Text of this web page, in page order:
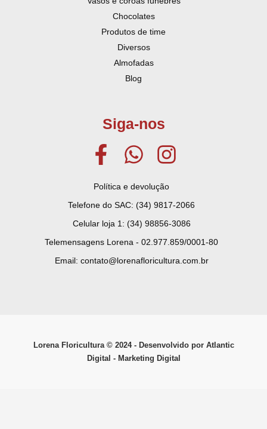
Chocolates
Produtos de time
Diversos
Almofadas
Blog
Siga-nos
Política e devolução
Telefone do SAC: (34) 9817-2066
Celular loja 1: (34) 98856-3086
Telemensagens Lorena - 02.977.859/0001-80
Email: contato@lorenafloricultura.com.br
Lorena Floricultura © ­2024 - Desenvolvido por Atlantic
Digital - Marketing Digital